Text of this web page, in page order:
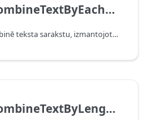
Combiner.CombineTextByEachDelimiter
Atgriež funkciju, kas kombinē teksta sarakstu, izmantojot norobežotāju secību.
Combiner.CombineTextByLengths